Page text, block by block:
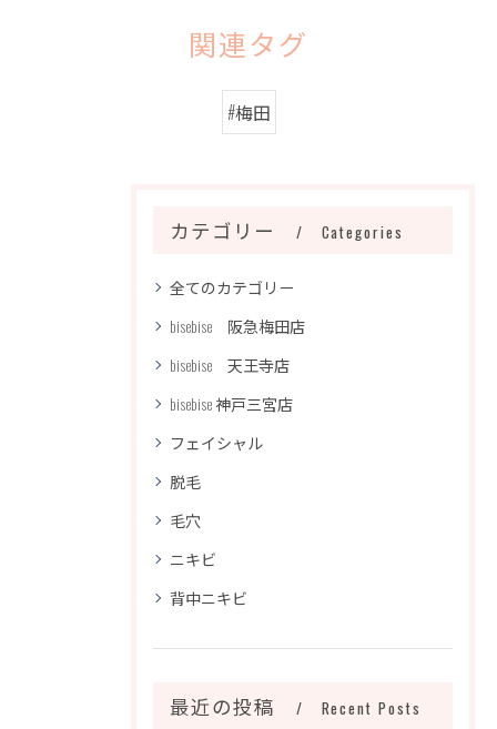
関連タグ
#梅田
カテゴリー Categories
全てのカテゴリー
bisebise 阪急梅田店
bisebise 天王寺店
bisebise 神戸三宮店
フェイシャル
脱毛
毛穴
ニキビ
背中ニキビ
最近の投稿 Recent Posts